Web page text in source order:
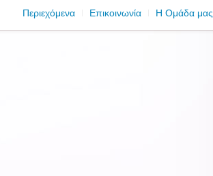
Περιεχόμενα Επικοινωνία Η Ομάδα μας